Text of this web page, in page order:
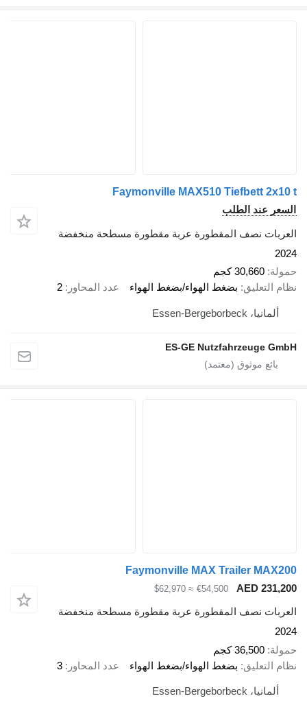
Faymonville MAX510 Tiefbett 2x10 t
السعر عند الطلب
العربات نصف المقطورة عربة مقطورة مسطحة منخفضة
2024
حمولة 30,660 كجم
نظام التعليق بضغط الهواء/بضغط الهواء عدد المحاور 2
ألمانيا، Essen-Bergeborbeck
ES-GE Nutzfahrzeuge GmbH
Faymonville MAX Trailer MAX200
AED 231,200
€54,500
≈ $62,970
العربات نصف المقطورة عربة مقطورة مسطحة منخفضة
2024
حمولة 36,500 كجم
نظام التعليق بضغط الهواء/بضغط الهواء عدد المحاور 3
ألمانيا، Essen-Bergeborbeck